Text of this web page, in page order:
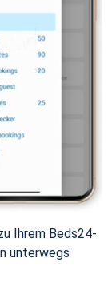
Ihrem Beds24-
unterwegs